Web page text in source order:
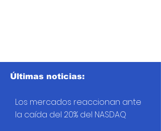
Últimas noticias:
Los mercados reaccionan ante
la caída del 20% del NASDAQ